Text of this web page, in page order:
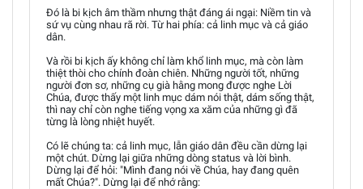
Đó là bi kịch âm thầm nhưng thật đáng ái ngại: Niềm tin và
sứ vụ cùng nhau rã rời. Từ hai phía: cả linh mục và cả giáo
dân.
Và rồi bi kịch ấy không chỉ làm khổ linh mục, mà còn làm
thiệt thòi cho chính đoàn chiên. Những người tốt, những
người đơn sơ, những cụ già hằng mong được nghe Lời
Chúa, được thấy một linh mục dám nói thật, dám sống thật,
thì nay chỉ còn nghe tiếng vọng xa xăm của những gì đã
từng là lòng nhiệt huyết.
Có lẽ chúng ta: cả linh mục, lẫn giáo dân đều cần dừng lại
một chút. Dừng lại giữa những dòng status và lời bình.
Dừng lại để hỏi: "Mình đang nói về Chúa, hay đang quên
mất Chúa?". Dừng lại để nhớ rằng: